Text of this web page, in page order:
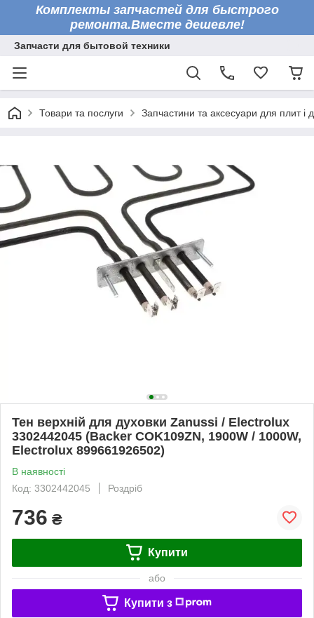
Комплекты запчастей для быстрого
ремонта.Вместе дешевле!
Запчасти для бытовой техники
Товари та послуги Запчастини та аксесуари для плит і
Тен верхній для духовки Zanussi / Electrolux
3302442045 (Backer COK109ZN, 1900W / 1000W,
Electrolux 899661926502)
В наявності
Код: 3302442045
Роздріб
736 ₴
Купити
або
Купити з